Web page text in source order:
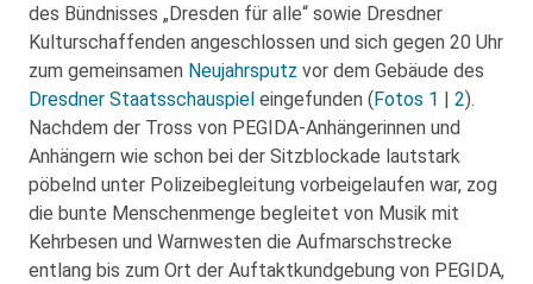
des Bündnisses „Dresden für alle“ sowie Dresdner
Kulturschaffenden angeschlossen und sich gegen 20 Uhr
zum gemeinsamen Neujahrsputz vor dem Gebäude des
Dresdner Staatsschauspiel eingefunden ( Fotos 1 2).
Nachdem der Tross von PEGIDA-Anhängerinnen und
Anhängern wie schon bei der Sitzblockade lautstark
pöbelnd unter Polizeibegleitung vorbeigelaufen war, zog
die bunte Menschenmenge begleitet von Musik mit
Kehrbesen und Warnwesten die Aufmarschstrecke
entlang bis zum Ort der Auftaktkundgebung von PEGIDA,